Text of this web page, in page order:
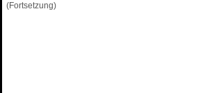
(Fortsetzung)